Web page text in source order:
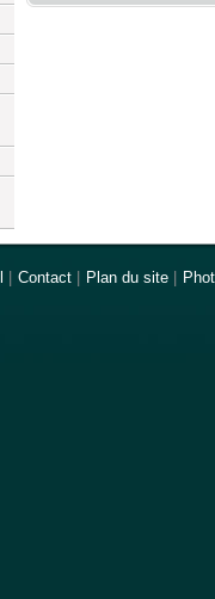
Contact Plan du site